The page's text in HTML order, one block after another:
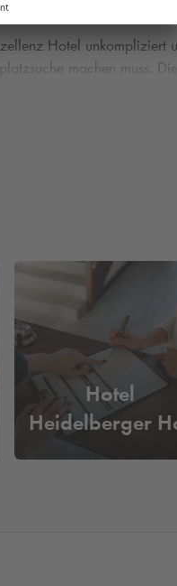
Hotel unkompliziert
machen muss.
Hotel
Heidelberger